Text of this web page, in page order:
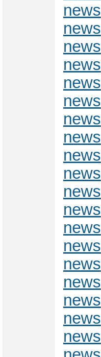
news
news
news
news
news
news
news
news
news
news
news
news
news
news
news
news
news
news
news